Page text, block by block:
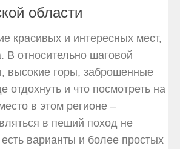
области
красивых и интересных мест,
В относительно шаговой
высокие горы, заброшенные
отдохнуть и что посмотреть на
в этом регионе –
в пеший поход не
варианты и более простых